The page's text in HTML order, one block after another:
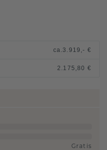
ca.3.919,- €
2.175,80 €
Gratis